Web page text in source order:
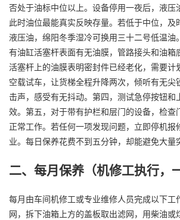
否处于油标中位以上。设备停用一夜后，液压
此时油位最能真实反映存量。若低于中位，及
液压油，绵阳冬季湿冷可换用三十二号低温油
有油缸活塞杆表面有无油膜，管路接头和油箱
活塞杆上的油膜表明密封件已经老化，需要计
空载试车，让货梯全程升降两次，倾听有无尖
击声，感受有无抖动。第四，测试急停按钮和
效。第五，对于带有护栏和层门的设备，检查
正常工作。若任何一项发现问题，立即停机报
业。每日保养花费不到五分钟，却能避免大量
二、每月保养（机修工执行，
每月由车间机修工或专业维修人员完成以下工
网，拆下油箱上方的盖板取出滤网，用柴油或